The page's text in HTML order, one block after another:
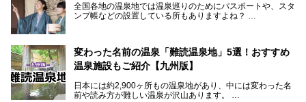
そんな沖縄県のスーパー銭湯には、ホテル併設などリゾート
と同時に楽しめる施設が多くあります。日帰りでも旅行気分
全国各地の温泉地では温泉巡りのためにパスポートや、スタ
ンプ帳などの設置している所もありますよね？
な方ならぜひ参加してみたいスタンプラリーでしょう。
変わった名前の温泉「難読温泉地」5選！おすすめ
温泉施設もご紹介【九州版】
日本には約2,900ヶ所もの温泉地があり、中には変わった名
前や読み方が難しい温泉が沢山あります。